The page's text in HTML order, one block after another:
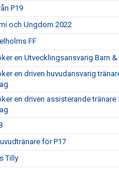
P19
och Ungdom 2022
FF
en Utvecklingsansvarig Barn
en driven huvudansvarig
en driven assisterande tränare
för P17
Tilly